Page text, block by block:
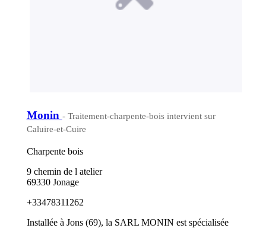
Monin - Traitement-charpente-bois intervient sur
Caluire-et-Cuire
Charpente bois
9 chemin de l atelier
69330 Jonage
+33478311262
Installée à Jons (69), la SARL MONIN est spécialisée